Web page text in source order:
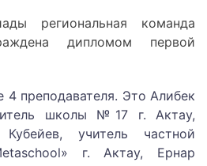
региональная команда
дипломом первой
4 преподавателя. Это Алибек
школы №17 г. Актау,
учитель частной
г. Актау, Ернар